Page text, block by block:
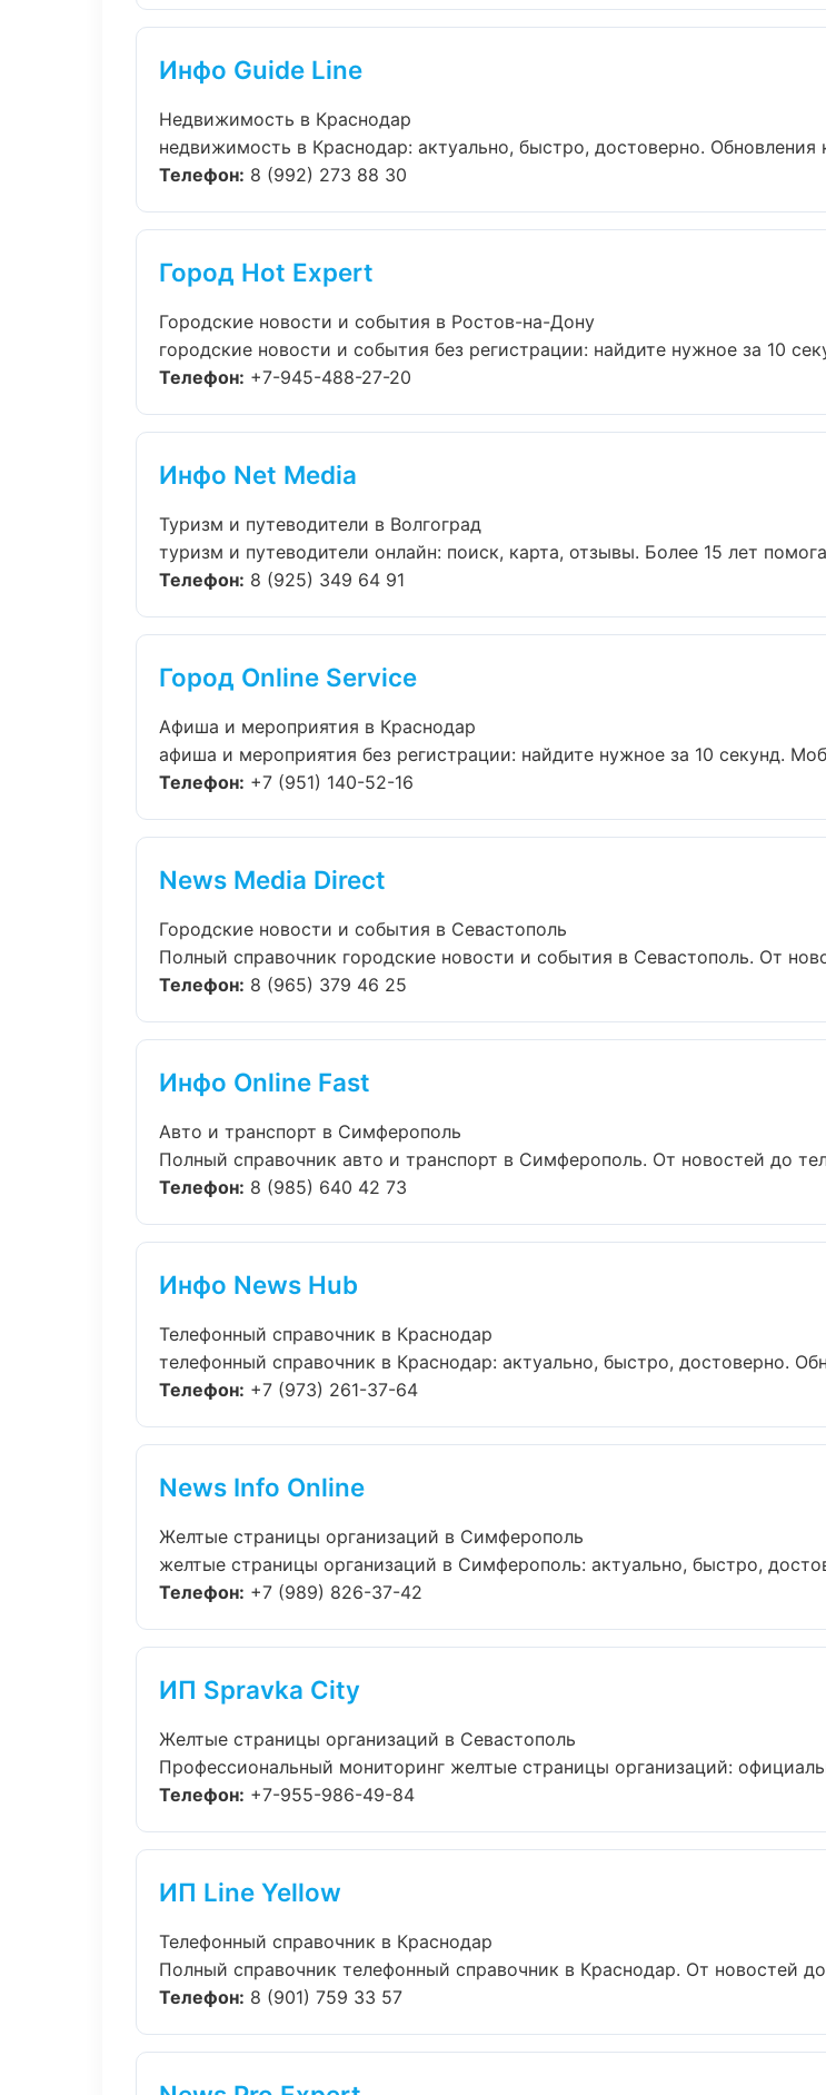
Инфо Guide Line
Недвижимость в Краснодар
недвижимость в Краснодар: актуально, быстро, достоверно. Обновления
Телефон: 8 (992) 273 88 30
Город Hot Expert
Городские новости и события в Ростов-на-Дону
городские новости и события без регистрации: найдите нужное за 10
Телефон: +7-945-488-27-20
Инфо Net Media
Туризм и путеводители в Волгоград
туризм и путеводители онлайн: поиск, карта, отзывы. Более 15 лет
Телефон: 8 (925) 349 64 91
Город Online Service
Афиша и мероприятия в Краснодар
афиша и мероприятия без регистрации: найдите нужное за 10 секунд.
Телефон: +7 (951) 140-52-16
News Media Direct
Городские новости и события в Севастополь
Полный справочник городские новости и события в Севастополь. От
Телефон: 8 (965) 379 46 25
Инфо Online Fast
Авто и транспорт в Симферополь
Полный справочник авто и транспорт в Симферополь. От новостей до
Телефон: 8 (985) 640 42 73
Инфо News Hub
Телефонный справочник в Краснодар
телефонный справочник в Краснодар: актуально, быстро, достоверно.
Телефон: +7 (973) 261-37-64
News Info Online
Желтые страницы организаций в Симферополь
желтые страницы организаций в Симферополь: актуально, быстро,
Телефон: +7 (989) 826-37-42
ИП Spravka City
Желтые страницы организаций в Севастополь
Профессиональный мониторинг желтые страницы организаций:
Телефон: +7-955-986-49-84
ИП Line Yellow
Телефонный справочник в Краснодар
Полный справочник телефонный справочник в Краснодар. От новостей
Телефон: 8 (901) 759 33 57